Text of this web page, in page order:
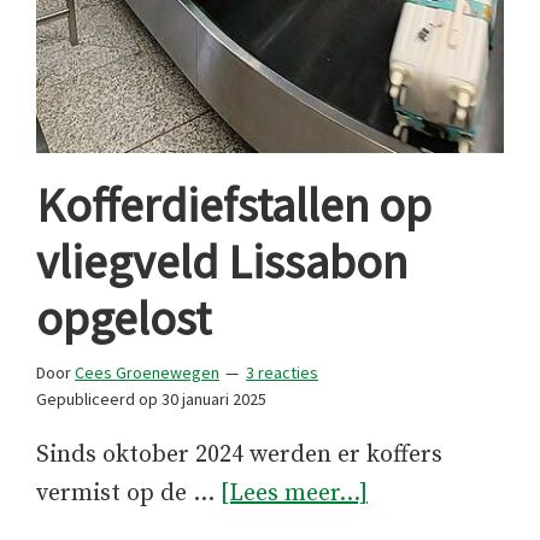
Kofferdiefstallen op
vliegveld Lissabon
opgelost
DoorCees Groenewegen
3 reacties
Gepubliceerd op 30 januari 2025
Sinds oktober 2024 werden er koffers
vermist op de … [Lees meer...]